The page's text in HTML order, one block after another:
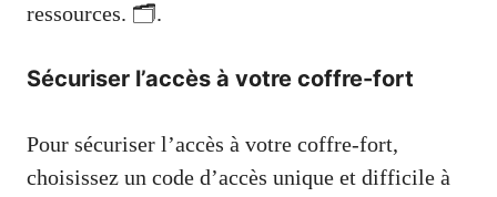
ressources. 🗂️.
Sécuriser l’accès à votre coffre-fort
Pour sécuriser l’accès à votre coffre-fort,
choisissez un code d’accès unique et difficile à